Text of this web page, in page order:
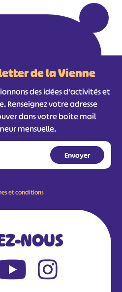
de la Vienne
des idées d'activités et
Renseignez votre adresse
dans votre boîte mail
mensuelle.
et conditions
NOUS
#